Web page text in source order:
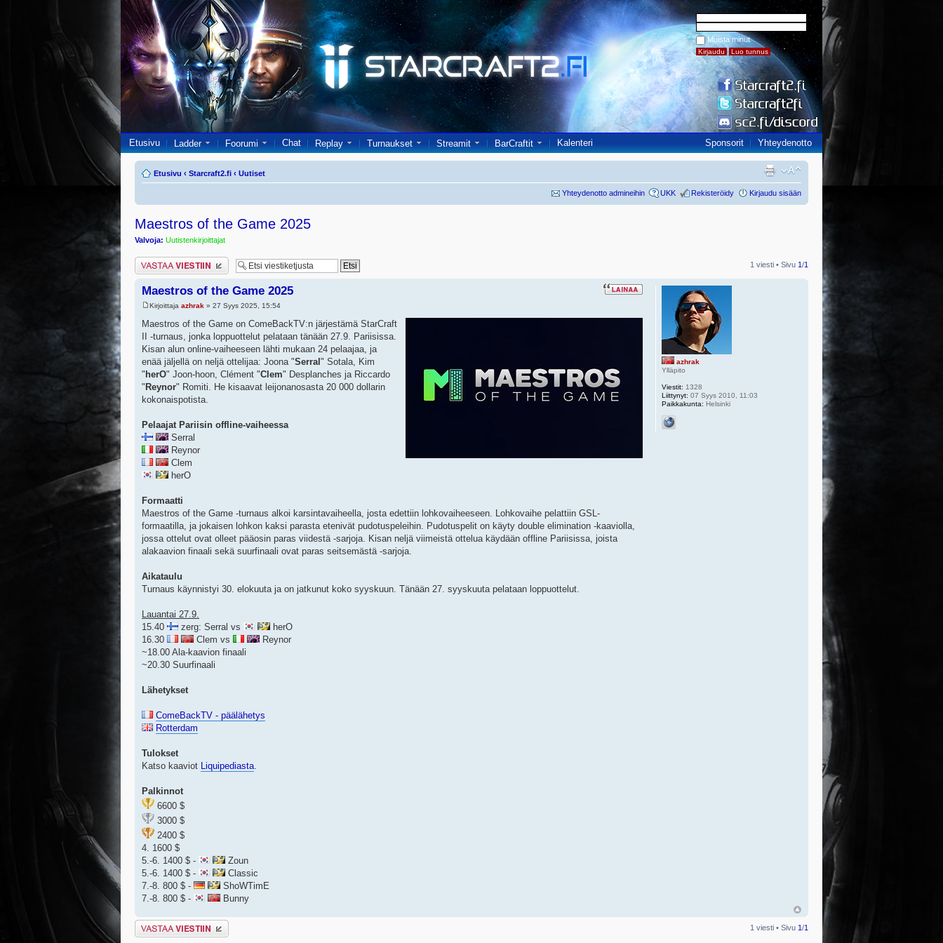
Muista minut
Etusivu Ladder Foorumi Chat Replay Turnaukset Streamit BarCraftit Kalenteri Sponsorit Yhteydenotto
Etusivu ‹ Starcraft2.fi ‹ Uutiset
Yhteydenotto admineihin UKK Rekisteröidy Kirjaudu sisään
Maestros of the Game 2025
Valvoja: Uutistenkirjoittajat
Lähetä vastaus 1 viesti • Sivu 1/1
Maestros of the Game 2025
Kirjoittaja azhrak » 27 Syys 2025, 15:54
Maestros of the Game on ComeBackTV:n järjestämä StarCraft
II -turnaus, jonka loppuottelut pelataan tänään 27.9. Pariisissa.
Kisan alun online-vaiheeseen lähti mukaan 24 pelaajaa, ja
enää jäljellä on neljä ottelijaa: Joona "Serral" Sotala, Kim
"herO" Joon-hoon, Clément "Clem" Desplanches ja Riccardo
"Reynor" Romiti. He kisaavat leijonanosasta 20 000 dollarin
kokonaispotista.
Pelaajat Pariisin offline-vaiheessa
Serral
Reynor
Clem
herO
Formaatti
Maestros of the Game -turnaus alkoi karsintavaiheella, josta edettiin lohkovaiheeseen. Lohkovaihe pelattiin GSL-
formaatilla, ja jokaisen lohkon kaksi parasta etenivät pudotuspeleihin. Pudotuspelit on käyty double elimination -kaaviolla,
jossa ottelut ovat olleet pääosin paras viidestä -sarjoja. Kisan neljä viimeistä ottelua käydään offline Pariisissa, joista
alakaavion finaali sekä suurfinaali ovat paras seitsemästä -sarjoja.
Aikataulu
Turnaus käynnistyi 30. elokuuta ja on jatkunut koko syyskuun. Tänään 27. syyskuuta pelataan loppuottelut.
Lauantai 27.9.
15.40
zerg: Serral vs
herO
16.30
Clem vs
Reynor
~18.00 Ala-kaavion finaali
~20.30 Suurfinaali
Lähetykset
ComeBackTV - päälähetys
Rotterdam
Tulokset
Katso kaaviot Liquipediasta
Palkinnot
6600 $
3000 $
2400 $
4. 1600 $
5.-6. 1400 $ -
Zoun
5.-6. 1400 $ -
Classic
7.-8. 800 $ -
ShoWTimE
7.-8. 800 $ -
Bunny
azhrak
Ylläpito
Viestit: 1328
Liittynyt: 07 Syys 2010, 11:03
Paikkakunta: Helsinki
Lähetä vastaus 1 viesti • Sivu 1/1